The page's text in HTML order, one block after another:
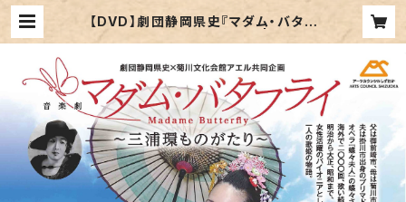
【DVD】劇団静岡県史『マダム・バタフ
ライ～三浦環ものがたり～』 | TOMO